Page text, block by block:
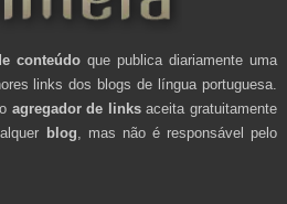
conteúdo que publica diariamente uma
links dos blogs de língua portuguesa.
agregador de linksaceita gratuitamente
blog , mas não é responsável pelo